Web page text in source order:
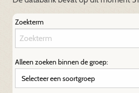
Zoekterm
Alleen zoeken binnen de groep: